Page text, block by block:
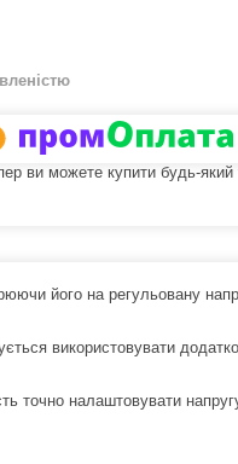
ви можете купити будь-
його на регульовану
використовувати
точно налаштовувати